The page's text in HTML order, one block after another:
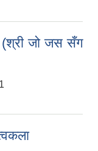
(श्री जो जस सँग